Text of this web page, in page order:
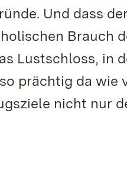
Und dass
Brauch
Lustschloss, in
prächtig da wie
nicht nur